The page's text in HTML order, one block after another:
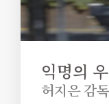
익명의
허지은 감